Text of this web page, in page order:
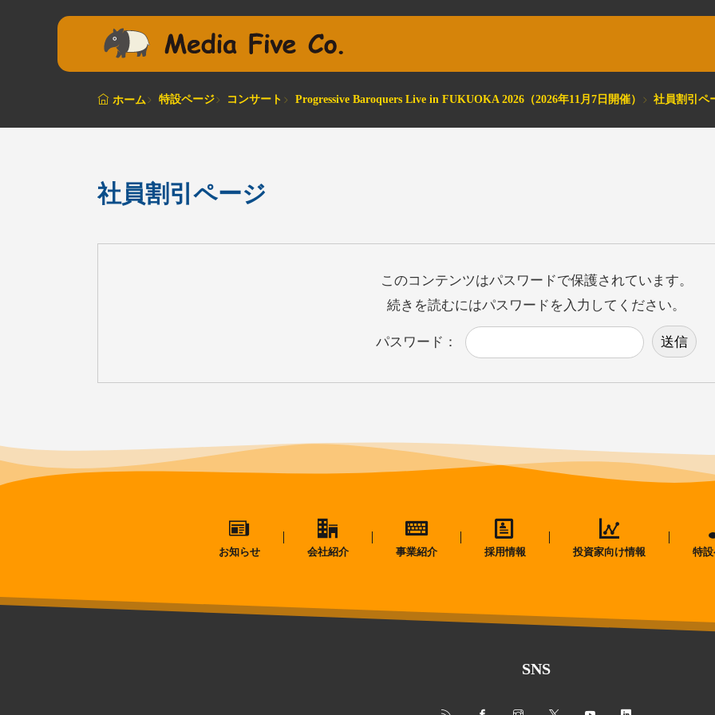
ホーム 特設ページ コンサート Progressive Baroquers Live in FUKUOKA 2026（2026年11月7日開催） 社員割引ペ
社員割引ページ
このコンテンツはパスワードで保護されています。
続きを読むにはパスワードを入力してください。
パスワード：
お知らせ 会社紹介 事業紹介 採用情報 投資家向け情報 特
SNS